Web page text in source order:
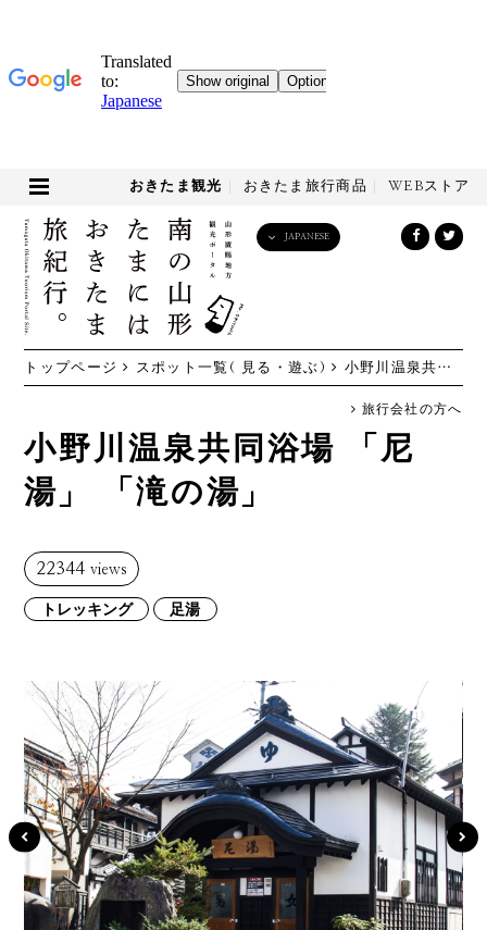
おきたま観光 おきたま旅行商品 WEBストア
JAPANESE
繁體中文
トップページ スポット一覧( 見る・遊ぶ) 小野川温泉共同浴場 「尼湯」 「滝の湯」
旅行会社の方へ
小野川温泉共同浴場 「尼
湯」 「滝の湯」
22344 views
トレッキング 足湯